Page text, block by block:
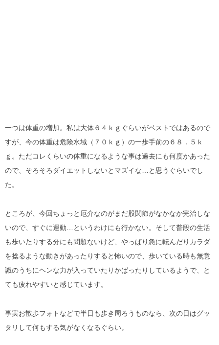
一つは体重の増加。私は大体６４ｋｇぐらいがベストではあるので
すが、今の体重は危険水域（７０ｋｇ）の一歩手前の６８．５ｋ
ｇ。ただコレくらいの体重になるような事は過去にも何度かあった
ので、そろそろダイエットしないとマズイな…と思うぐらいでし
た。
ところが、今回ちょっと厄介なのがまだ股関節がなかなか完治しな
いので、すぐに運動…というわけにも行かない。そして普段の生活
も歩いたりする分にも問題ないけど、やっぱり急に転んだりカラダ
を捻るような動きがあったりすると怖いので、歩いている時も無意
識のうちにヘンな力が入っていたりかばったりしているようで、と
ても疲れやすいと感じています。
事実お散歩フォトなどで半日も歩き周ろうものなら、次の日はグッ
タリして何もする気がなくなるぐらい。